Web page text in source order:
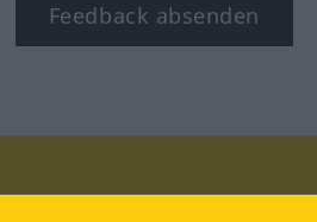
Feedback absenden